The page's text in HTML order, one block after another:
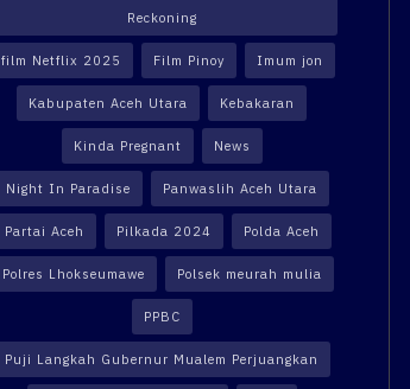
Reckoning
film Netflix 2025 Film Pinoy Imum jon
Kabupaten Aceh Utara Kebakaran
Kinda Pregnant News
Night In Paradise Panwaslih Aceh Utara
Partai Aceh Pilkada 2024 Polda Aceh
Polres Lhokseumawe Polsek meurah mulia
PPBC
Puji Langkah Gubernur Mualem Perjuangkan